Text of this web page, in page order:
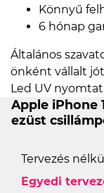
Könnyű
6 hónap
Általános
önként vállalt
Led UV
Apple iPhone
ezüst
Tervezés nélkül
Egyedi